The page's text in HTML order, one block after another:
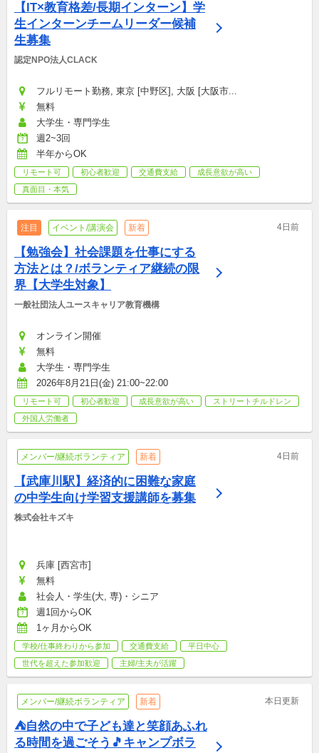
【IT×教育格差/長期インターン】学
生インターンチームリーダー候補
生募集
認定NPO法人CLACK
フルリモート勤務, 東京 [中野区], 大阪 [大阪市...
無料
大学生・専門学生
週2~3回
半年からOK
リモート可 初心者歓迎 交通費支給
成長意欲が高い
真面目・本気
注目 イベント/講演会 新着 4日前
【勉強会】社会課題を仕事にする
方法とは？/ボランティア継続の限
界【大学生対象】
一般社団法人ユースキャリア教育機構
オンライン開催
無料
大学生・専門学生
2026年8月21日(金) 21:00~22:00
リモート可 初心者歓迎 成長意欲が高い
ストリートチルドレン
外国人労働者
メンバー/継続ボランティア 新着 4日前
【武庫川駅】経済的に困難な家庭
の中学生向け学習支援講師を募集
株式会社キズキ
兵庫 [西宮市]
無料
社会人・学生(大, 専)・シニア
週1回からOK
1ヶ月からOK
学校/仕事終わりから参加 交通費支給
平日中心
世代を超えた参加歓迎
主婦/主夫が活躍
メンバー/継続ボランティア 新着 本日更新
⛺自然の中で子ども達と笑顔あふれ
る時間を過ごそう🎵キャンプボラ